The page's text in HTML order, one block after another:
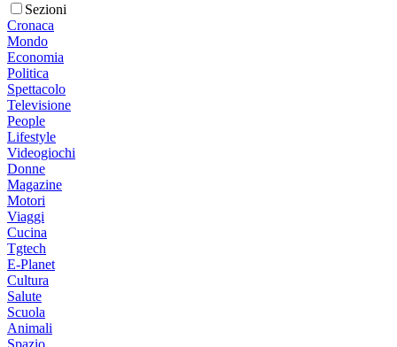
Sezioni
Cronaca
Mondo
Economia
Politica
Spettacolo
Televisione
People
Lifestyle
Videogiochi
Donne
Magazine
Motori
Viaggi
Cucina
Tgtech
E-Planet
Cultura
Salute
Scuola
Animali
Spazio